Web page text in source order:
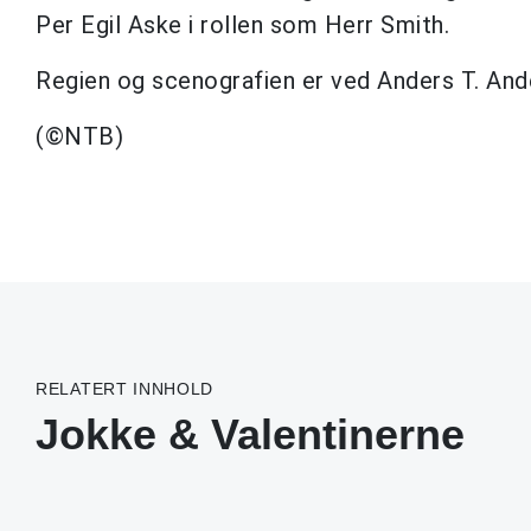
Per Egil Aske i rollen som Herr Smith.
Regien og scenografien er ved Anders T.
(©NTB)
RELATERT INNHOLD
Jokke & Valentinerne